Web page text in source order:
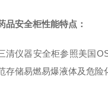
品安全柜性能特点：
清仪器安全柜参照美国
存储易燃易爆液体及危险